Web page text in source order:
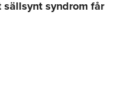
sällsynt syndrom får